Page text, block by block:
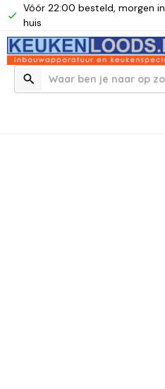
Vóór 22:00 besteld, morgen in
huis